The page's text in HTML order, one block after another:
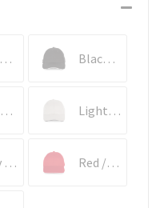
Black / Red Black / White
Forest Green / Beige Light Grey / Dark Grey
Navy / White Red / White